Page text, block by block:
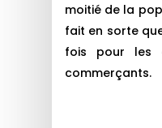
moitié de la
fait en sorte
fois pour les
commerçants.